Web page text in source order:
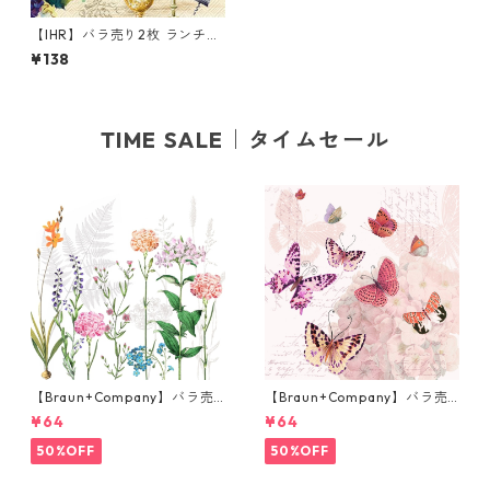
【IHR】バラ売り2枚 ランチサ
イズ ペーパーナプキン Wine
クリーム
¥138
TIME SALE｜タイムセール
【Braun+Company】バラ売
り2枚 ランチサイズ ペーパー
ナプキン BOTANICA ホワイト
¥64
50%OFF
【Braun+Company】バラ売
り2枚 ランチサイズ ペーパー
ナプキン Butterfly Romance
ピンク
¥64
50%OFF